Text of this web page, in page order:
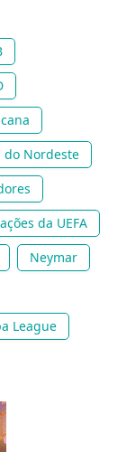
do Nordeste
da UEFA
Neymar
League